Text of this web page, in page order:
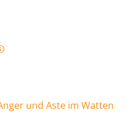
und Aste im Watten